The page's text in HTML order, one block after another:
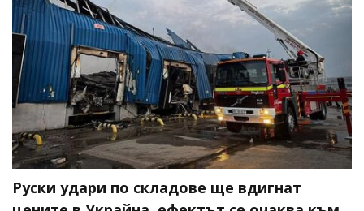
Руски удари по складове ще вдигнат